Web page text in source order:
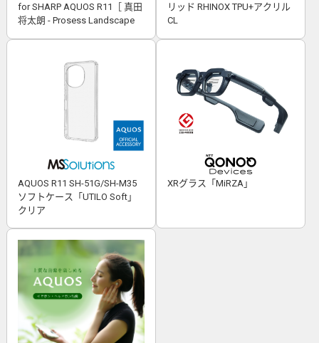
for SHARP AQUOS R11［ 真田
将太朗 - Prosess Landscape
リッド RHINOX TPU+アクリル
CL
AQUOS R11 SH-51G/SH-M35
ソフトケース「UTILO Soft」
クリア
XRグラス「MiRZA」